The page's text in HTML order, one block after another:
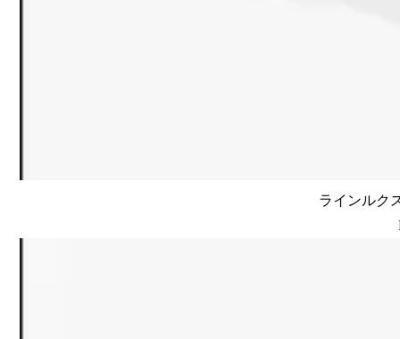
ラインルク